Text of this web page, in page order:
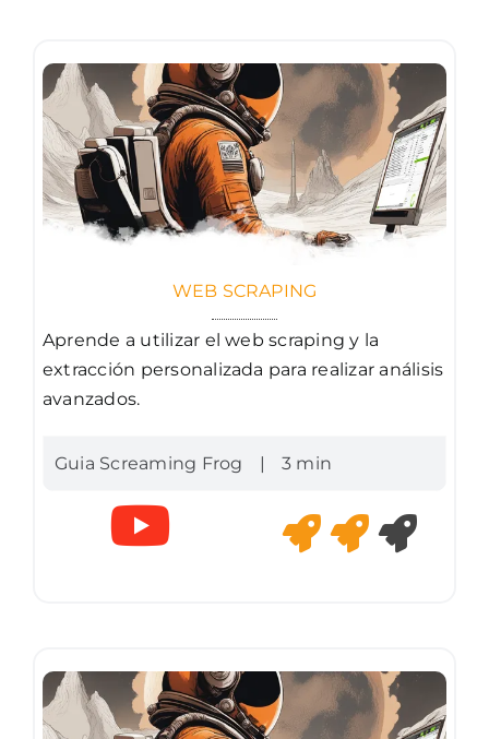
WEB SCRAPING
Aprende a utilizar el web scraping y la
extracción personalizada para realizar análisis
avanzados.
Guia Screaming Frog | 3 min